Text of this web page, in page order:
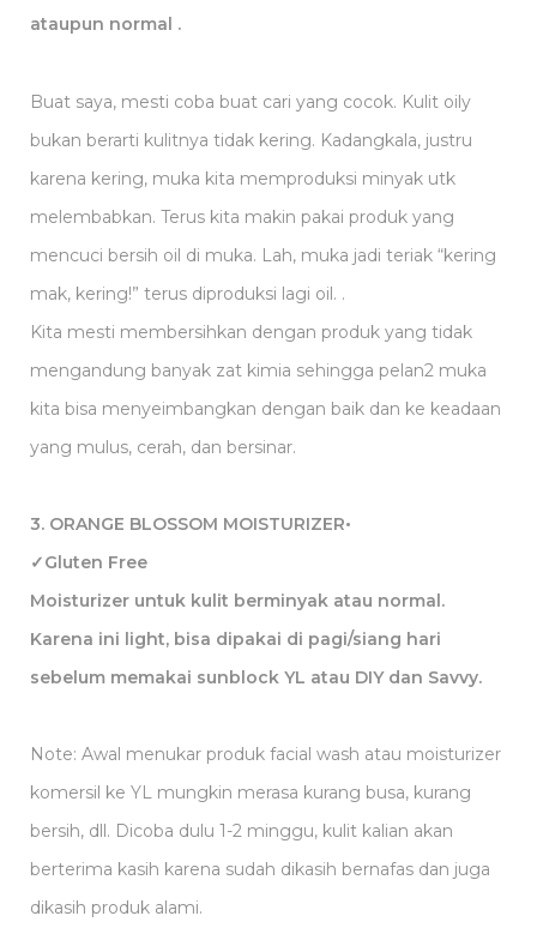
ataupun normal .
Buat saya, mesti coba buat cari yang cocok. Kulit oily
bukan berarti kulitnya tidak kering. Kadangkala, justru
karena kering, muka kita memproduksi minyak utk
melembabkan. Terus kita makin pakai produk yang
mencuci bersih oil di muka. Lah, muka jadi teriak “kering
mak, kering!” terus diproduksi lagi oil. .
Kita mesti membersihkan dengan produk yang tidak
mengandung banyak zat kimia sehingga pelan2 muka
kita bisa menyeimbangkan dengan baik dan ke keadaan
yang mulus, cerah, dan bersinar.
3. ORANGE BLOSSOM MOISTURIZER•
✓Gluten Free
Moisturizer untuk kulit berminyak atau normal.
Karena ini light, bisa dipakai di pagi/siang hari
sebelum memakai sunblock YL atau DIY dan Savvy.
Note: Awal menukar produk facial wash atau moisturizer
komersil ke YL mungkin merasa kurang busa, kurang
bersih, dll. Dicoba dulu 1-2 minggu, kulit kalian akan
berterima kasih karena sudah dikasih bernafas dan juga
dikasih produk alami.